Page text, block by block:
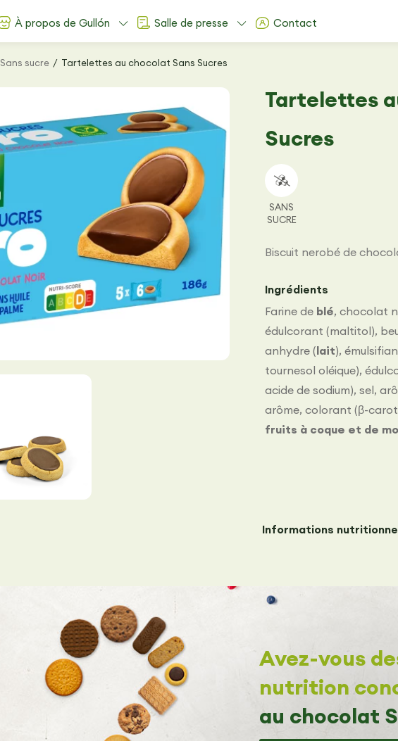
À propos de Gullón Salle de presse Contact
Sans sucre Tartelettes au chocolat Sans Sucres
Tartelettes
Sucres
SANS
SUCRE
Biscuit nerobé de
Ingrédients
Farine de blé, chocolat
édulcorant (maltitol),
anhydre (lait),
tournesol oléique),
acide de sodium), sel,
arôme, colorant (β-
fruits à coque et de
Informations
Avez-vous
nutrition
au chocolat